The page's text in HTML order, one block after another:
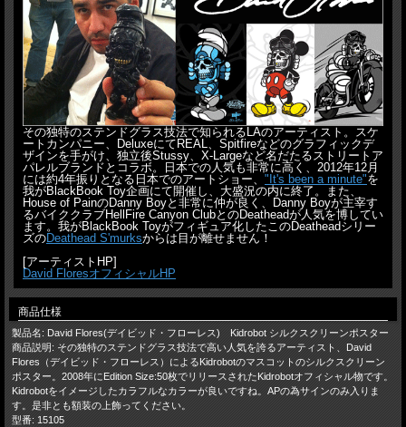
その独特のステンドグラス技法で知られるLAのアーティスト。スケ
ートカンパニー、DeluxeにてREAL、Spitfireなどのグラフィックデ
ザインを手がけ、独立後Stussy、X-Largeなど名だたるストリートア
パレルブランドとコラボ。日本での人気も非常に高く、2012年12月
には約4年振りとなる日本でのアートショー、 "It's been a minute"を
我がBlackBook Toy企画にて開催し、大盛況の内に終了。また、
House of PainのDanny Boyと非常に仲が良く、Danny Boyが主宰す
るバイククラブHellFire Canyon ClubとのDeatheadが人気を博してい
ます。我がBlackBook Toyがフィギュア化したこのDeatheadシリー
ズのDeathead S'murksからは目が離せません！
[アーティストHP]
David FloresオフィシャルHP
商品仕様
製品名: David Flores(デイビッド・フローレス) Kidrobot シルクスクリーンポスター
商品説明: その独特のステンドグラス技法で高い人気を誇るアーティスト、David
Flores（デイビッド・フローレス）によるKidrobotのマスコットのシルクスクリーン
ポスター。2008年にEdition Size:50枚でリリースされたKidrobotオフィシャル物です。
Kidrobotをイメージしたカラフルなカラーが良いですね。APの為サインのみ入りま
す。是非とも額装の上飾ってください。
型番: 15105